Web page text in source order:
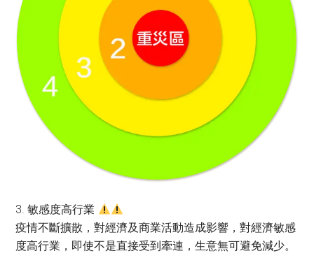
3. 敏感度高行業
疫情不斷擴散，對經濟及商業活動造成影響，對經濟敏感
度高行業，即使不是直接受到牽連，生意無可避免減少。